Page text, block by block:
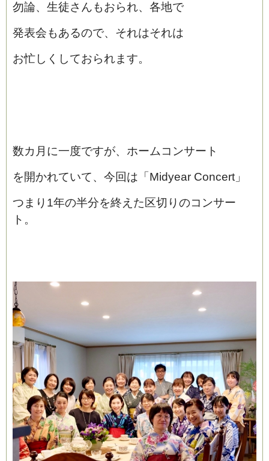
勿論、生徒さんもおられ、各地で
発表会もあるので、それはそれは
お忙しくしておられます。
数カ月に一度ですが、ホームコンサート
を開かれていて、今回は「Midyear Concert」
つまり1年の半分を終えた区切りのコンサー
ト。